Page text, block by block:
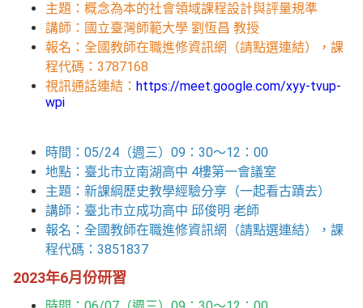
主題：概念為本的社會領域課程設計與評量規準
講師：國立臺灣師範大學 劉恆昌 教授
報名： 全國教師在職進修資訊網（請點選連結）
，課
程代碼：3787168
視訊通話連結： https://meet.google.com/xyy-tvup-
wpi
時間：05/24（週三）09：30～12：00
地點：臺北市立南湖高中 4樓第一會議室
主題：新課綱歷史教學經驗分享（一起看古蹟去）
講師：臺北市立成功高中 邱俊明 老師
報名： 全國教師在職進修資訊網（請點選連結）
，課
程代碼：3851837
2023年6月份研習